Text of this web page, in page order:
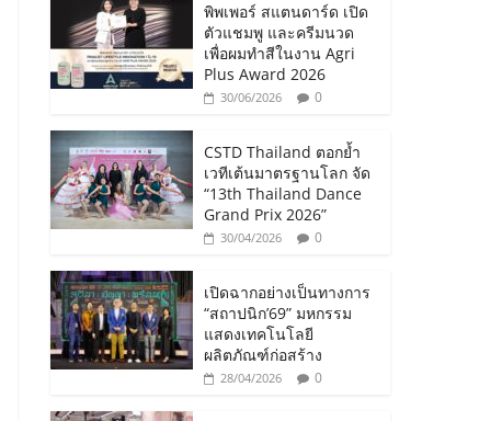
พิพเพอร์ สแตนดาร์ด เปิด
ตัวแชมพู และครีมนวด
เพื่อผมทำสีในงาน Agri
Plus Award 2026
30/06/2026 0
CSTD Thailand ตอกย้ำ
เวทีเต้นมาตรฐานโลก จัด
“13th Thailand Dance
Grand Prix 2026”
30/04/2026 0
เปิดฉากอย่างเป็นทางการ
“สถาปนิก’69” มหกรรม
แสดงเทคโนโลยี
ผลิตภัณฑ์ก่อสร้าง
28/04/2026 0